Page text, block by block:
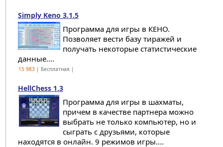
Simply Keno 3.1.5
Программа для игры в КЕНО.
Позволяет вести базу тиражей и
получать некоторые статистические
данные....
15 983| Бесплатная |
HellChess 1.3
Программа для игры в шахматы,
причем в качестве партнера можно
выбрать не только компьютер, но и
сыграть с друзьями, которые
находятся в онлайн. 9 режимов игры....